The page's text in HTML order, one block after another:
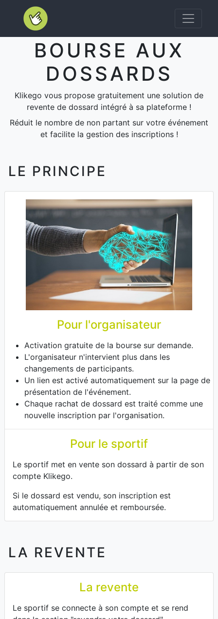
BOURSE AUX
DOSSARDS
Klikego vous propose gratuitement une solution de
revente de dossard intégré à sa plateforme !
Réduit le nombre de non partant sur votre événement
et facilite la gestion des inscriptions !
LE PRINCIPE
Pour l'organisateur
Activation gratuite de la bourse sur demande.
L'organisateur n'intervient plus dans les
changements de participants.
Un lien est activé automatiquement sur la page de
présentation de l'événement.
Chaque rachat de dossard est traité comme une
nouvelle inscription par l'organisation.
Pour le sportif
Le sportif met en vente son dossard à partir de son
compte Klikego.
Si le dossard est vendu, son inscription est
automatiquement annulée et remboursée.
LA REVENTE
La revente
Le sportif se connecte à son compte et se rend